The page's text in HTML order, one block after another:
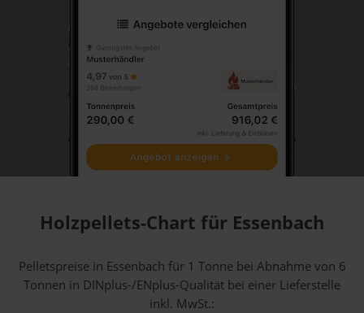
Holzpellets-Chart für Essenbach
Pelletspreise in Essenbach für 1 Tonne bei Abnahmevon 6
Tonnen in DINplus-/ENplus-Qualität bei einer Lieferstelle
inkl. MwSt.: